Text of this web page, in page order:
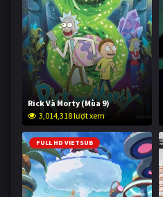
Rick Và Morty (Mùa 9)
3,014,318 lượt xem
FULL HD VIETSUB